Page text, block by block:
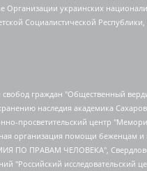
украинских
Социалистической
Пискунов Сергей Евгеньевич, Смирнов Сергей Сергеевич, Тихонов Михаил Сергеевич, Общество с ограниченной ответственностью "ЖУРНАЛИСТ-ИНОСТРАННЫЙ АГЕНТ", Арапова Галина Юрьевна, Вольтская Татьяна Анатольевна, Американская компания "Mason G.E.S. Anonymous Foundation" (США), являющаяся владельцем интернет-издания https://mnews.world/, Компания "Stichting Bellingcat", зарегистрированная в Нидерландах (дата регистрации 11.07.2018), Захаров Андрей Вячеславович, Клепиковская Екатерина Дмитриевна, Общество с ограниченной ответственностью "МЕМО", Перл Роман Александрович, Симонов Евгений Алексеевич, Соловьева Елена Анатольевна, Сотников Даниил Владимирович, Сурначева Елизавета Дмитриевна, Автономная некоммерческая организация по защите прав человека и информированию населения "Якутия – Наше Мнение", Общество с ограниченной ответственностью "Москоу диджитал медиа", с 26.01.2023 Общество с ограниченной ответственностью "Чайка Белые сады", Ветошкина Валерия Валерьевна, Заговора Максим Александрович, Межрегиональное общественное движение "Российская ЛГБТ - сеть", Оленичев Максим Владимирович, Павлов Иван Юрьевич, Скворцова Елена Сергеевна, Общество с ограниченной ответственностью "Как бы инагент", Кочетков Игорь Викторович, Общество с ограниченной ответственностью "Честные выборы", Еланчик Олег Александрович, Общество с ограниченной ответственностью "Нобелевский призыв", Гималова Регина Эмилевна, Григорьев Андрей Валерьевич, Григорьева